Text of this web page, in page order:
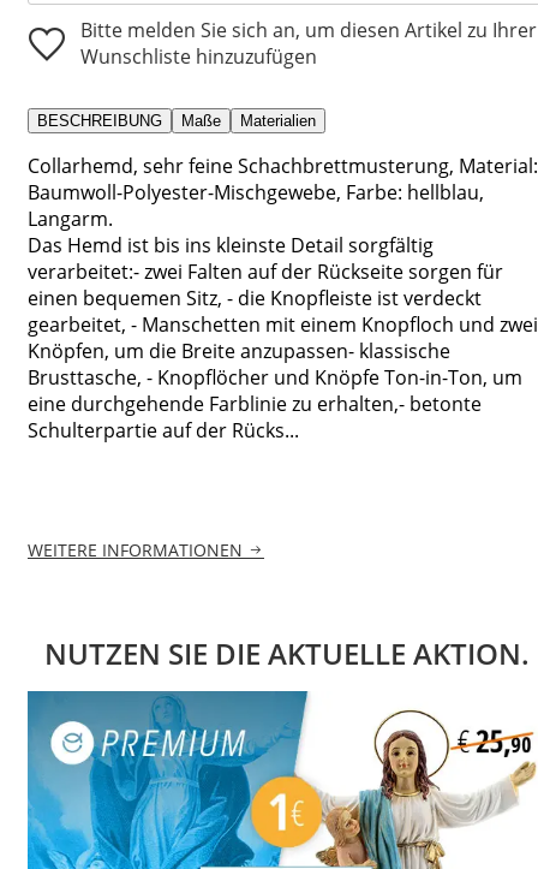
Bitte melden Sie sich an, um diesen Artikel zu Ihrer
Wunschliste hinzuzufügen
BESCHREIBUNG Maße Materialien
Collarhemd, sehr feine Schachbrettmusterung, Material:
Baumwoll-Polyester-Mischgewebe, Farbe: hellblau,
Langarm.
Das Hemd ist bis ins kleinste Detail sorgfältig
verarbeitet:- zwei Falten auf der Rückseite sorgen für
einen bequemen Sitz, - die Knopfleiste ist verdeckt
gearbeitet, - Manschetten mit einem Knopfloch und zwei
Knöpfen, um die Breite anzupassen- klassische
Brusttasche, - Knopflöcher und Knöpfe Ton-in-Ton, um
eine durchgehende Farblinie zu erhalten,- betonte
Schulterpartie auf der Rücks...
WEITERE INFORMATIONEN
NUTZEN SIE DIE AKTUELLE AKTION.